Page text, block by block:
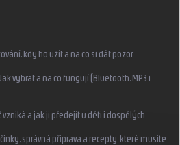
kdy ho užít a na co si dát pozor
vybrat a na co fungují (Bluetooth, MP3 i
a jak jí předejít u dětí i dospělých
správná příprava a recepty, které musíte